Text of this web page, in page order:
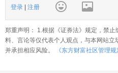
登录 注册
郑重声明： 1.根据《证券法》规定，禁
料、言论等仅代表个人观点，与本网站
并承担相应风险。
《东方财富社区管理规